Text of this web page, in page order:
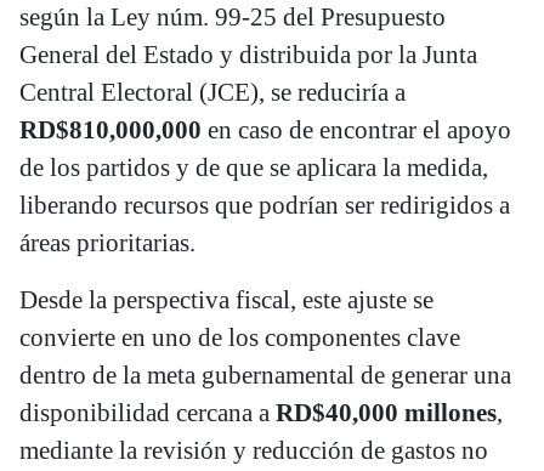
según la Ley núm. 99-25 del Presupuesto
General del Estado y distribuida por la Junta
Central Electoral (JCE), se reduciría a
RD$810,000,000 en caso de encontrar el apoyo
de los partidos y de que se aplicara la medida,
liberando recursos que podrían ser redirigidos a
áreas prioritarias.
Desde la perspectiva fiscal, este ajuste se
convierte en uno de los componentes clave
dentro de la meta gubernamental de generar una
disponibilidad cercana a RD$40,000 millones,
mediante la revisión y reducción de gastos no